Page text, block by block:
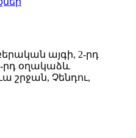
այգի, 2-րդ
րդ օղակաձև
շրջան, Չենդու,